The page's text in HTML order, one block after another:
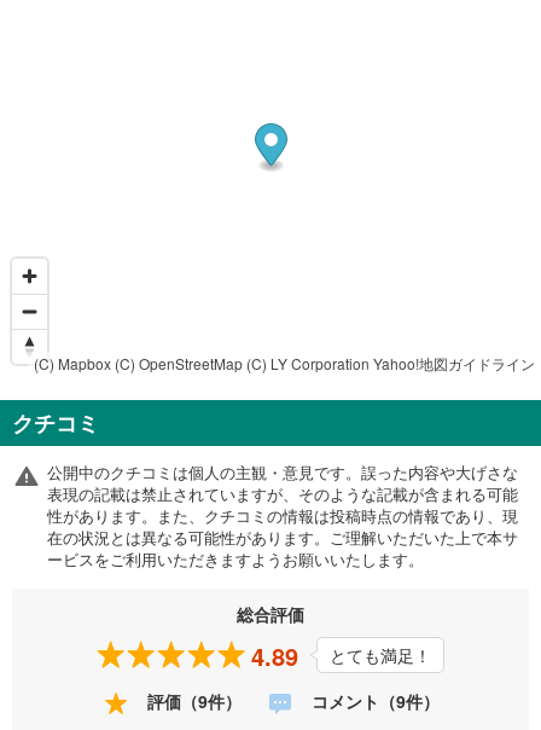
(C) Mapbox (C) OpenStreetMap (C) LY Corporation Yahoo!地図ガイドライン
クチコミ
公開中のクチコミは個人の主観・意見です。誤った内容や大げさな
表現の記載は禁止されていますが、そのような記載が含まれる可能
性があります。また、クチコミの情報は投稿時点の情報であり、現
在の状況とは異なる可能性があります。ご理解いただいた上で本サ
ービスをご利用いただきますようお願いいたします。
総合評価
4.89
とても満足！
評価（9件）
コメント（9件）